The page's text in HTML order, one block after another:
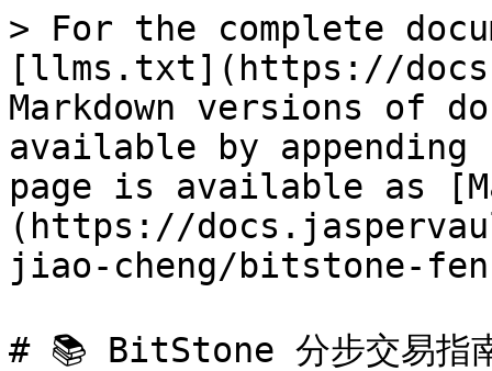
> For the complete
[llms.txt](https://
Markdown versions of
available by
page is available as
(https://
jiao-cheng/bitstone-
# 📚 BitStone 分步交易指